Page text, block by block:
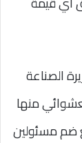
الصناعة
منها
ضم مسئولين